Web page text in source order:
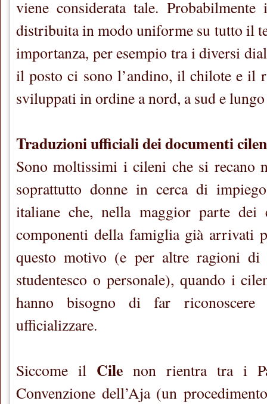
viene considerata tale.
distribuita in modo uniforme su tutto il
importanza, per esempio tra i diversi
il posto ci sono l’andino, il chilote e il
sviluppati in ordine a nord, a sud e
Traduzioni ufficiali dei documenti
Sono moltissimi i cileni che si recano
soprattutto donne in cerca di
italiane che, nella maggior parte dei
componenti della famiglia già arrivati
questo motivo (e per altre ragioni di
studentesco o personale), quando i
hanno bisogno di far riconoscere
ufficializzare.
Siccome il Cile non rientra tra i
Convenzione dell’Aja (un